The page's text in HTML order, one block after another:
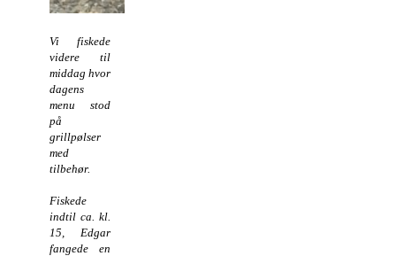
Vi fiskede
videre til
middag hvor
dagens
menu stod
på
grillpølser
med
tilbehør.
Fiskede
indtil ca. kl.
15, Edgar
fangede en